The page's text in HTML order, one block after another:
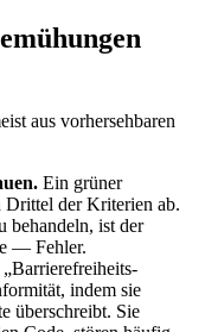
aus vorhersehbaren
Ein grüner
Drittel der Kriterien ab.
behandeln, ist der
— Fehler.
indem sie
überschreibt. Sie